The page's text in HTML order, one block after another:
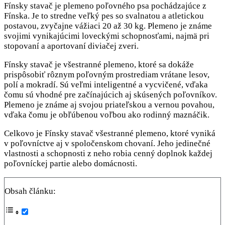
Fínsky stavač je plemeno poľovného psa pochádzajúce z
Fínska. Je to stredne veľký pes so svalnatou a atletickou
postavou, zvyčajne vážiaci 20 až 30 kg. Plemeno je známe
svojimi vynikajúcimi loveckými schopnosťami, najmä pri
stopovaní a aportovaní diviačej zveri.
Fínsky stavač je všestranné plemeno, ktoré sa dokáže
prispôsobiť rôznym poľovným prostrediam vrátane lesov,
polí a mokradí. Sú veľmi inteligentné a vycvičené, vďaka
čomu sú vhodné pre začínajúcich aj skúsených poľovníkov.
Plemeno je známe aj svojou priateľskou a vernou povahou,
vďaka čomu je obľúbenou voľbou ako rodinný maznáčik.
Celkovo je Fínsky stavač všestranné plemeno, ktoré vyniká
v poľovníctve aj v spoločenskom chovaní. Jeho jedinečné
vlastnosti a schopnosti z neho robia cenný doplnok každej
poľovníckej partie alebo domácnosti.
Obsah článku: